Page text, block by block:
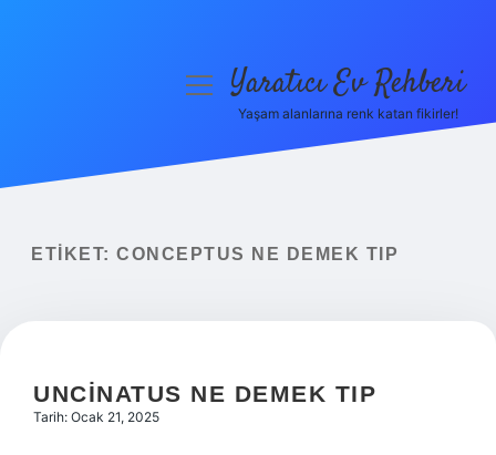
Yasal Uyarı
menüyüYaratıcı Ev Rehberi
Yaşam alanlarına renk katan fikirler!
ETIKET: CONCEPTUS NE DEMEK TIP
UNCINATUS NE DEMEK TIP
Tarih: Ocak 21, 2025